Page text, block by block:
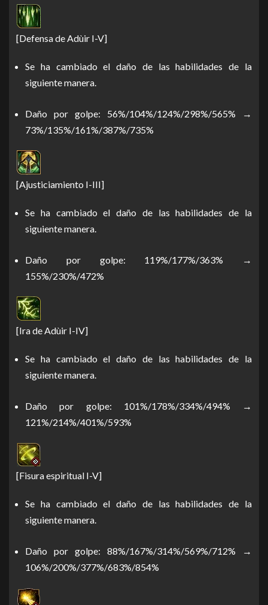
[Defensa de Adùir I-V]
Se ha cambiado el daño de las habilidades de la
siguiente manera.
Daño por golpe: 56%/104%/124%/298%/565% →
73%/135%/161%/387%/735%
[Ajusticiamiento I-III]
Se ha cambiado el daño de las habilidades de la
siguiente manera.
Daño por golpe: 119%/177%/363% →
155%/230%/472%
[Ira de Adùir I-IV]
Se ha cambiado el daño de las habilidades de la
siguiente manera.
Daño por golpe: 101%/178%/334%/494% →
121%/214%/401%/593%
[Fisura espiritual I-V]
Se ha cambiado el daño de las habilidades de la
siguiente manera.
Daño por golpe: 88%/167%/314%/569%/712% →
106%/200%/377%/683%/854%